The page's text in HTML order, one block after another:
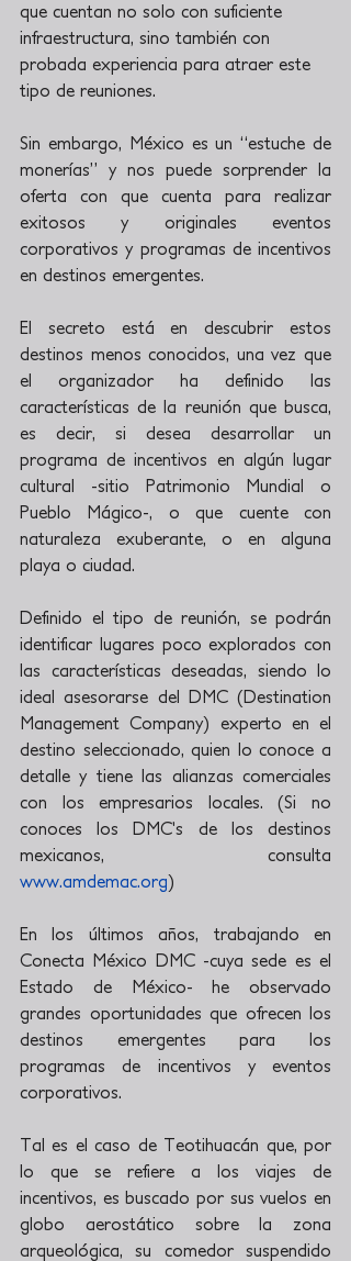
que cuentan no solo con suficiente
infraestructura, sino también con
probada experiencia para atraer este
tipo de reuniones.
Sin embargo, México es un “estuche de
monerías” y nos puede sorprender la
oferta con que cuenta para realizar
exitosos y originales eventos
corporativos y programas de incentivos
en destinos emergentes.
El secreto está en descubrir estos
destinos menos conocidos, una vez que
el organizador ha definido las
características de la reunión que busca,
es decir, si desea desarrollar un
programa de incentivos en algún lugar
cultural -sitio Patrimonio Mundial o
Pueblo Mágico-, o que cuente con
naturaleza exuberante, o en alguna
playa o ciudad.
Definido el tipo de reunión, se podrán
identificar lugares poco explorados con
las características deseadas, siendo lo
ideal asesorarse del DMC (Destination
Management Company) experto en el
destino seleccionado, quien lo conoce a
detalle y tiene las alianzas comerciales
con los empresarios locales. (Si no
conoces los DMC's de los destinos
www.amdemac.org)
En los últimos años, trabajando en
Conecta México DMC -cuya sede es el
Estado de México- he observado
grandes oportunidades que ofrecen los
destinos emergentes para los
programas de incentivos y eventos
corporativos.
Tal es el caso de Teotihuacán que, por
lo que se refiere a los viajes de
incentivos, es buscado por sus vuelos en
globo aerostático sobre la zona
arqueológica, su comedor suspendido